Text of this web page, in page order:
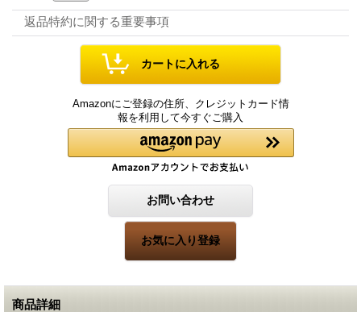
返品特約に関する重要事項
Amazonにご登録の住所、クレジットカード情
報を利用して今すぐご購入
商品詳細